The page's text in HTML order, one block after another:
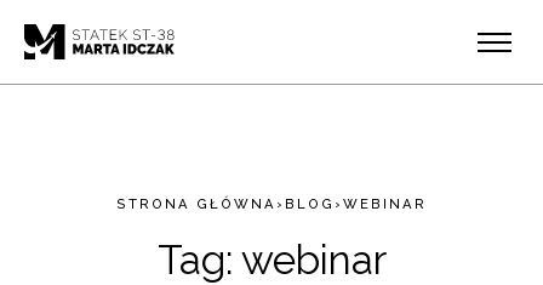
STRONA GŁÓWNA › BLOG › WEBINAR
Tag: webinar